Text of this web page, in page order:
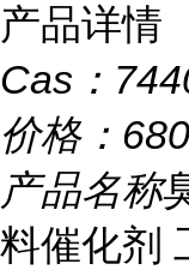
产品详情
Cas：
价格：
产品名称
料催化剂